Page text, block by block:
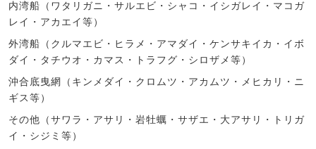
内湾船（ワタリガニ・サルエビ・シャコ・イシガレイ・マコガ
レイ・アカエイ等）
外湾船（クルマエビ・ヒラメ・アマダイ・ケンサキイカ・イボ
ダイ・タチウオ・カマス・トラフグ・シロザメ等）
沖合底曳網（キンメダイ・クロムツ・アカムツ・メヒカリ・ニ
ギス等）
その他（サワラ・アサリ・岩牡蠣・サザエ・大アサリ・トリガ
イ・シジミ等）